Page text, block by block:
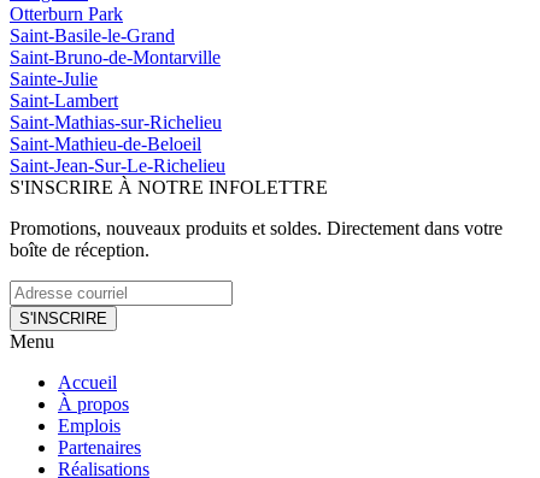
Otterburn Park
Saint-Basile-le-Grand
Saint-Bruno-de-Montarville
Sainte-Julie
Saint-Lambert
Saint-Mathias-sur-Richelieu
Saint-Mathieu-de-Beloeil
Saint-Jean-Sur-Le-Richelieu
S'INSCRIRE À NOTRE INFOLETTRE
Promotions, nouveaux produits et soldes. Directement dans votre
boîte de réception.
S'INSCRIRE
Menu
Accueil
À propos
Emplois
Partenaires
Réalisations